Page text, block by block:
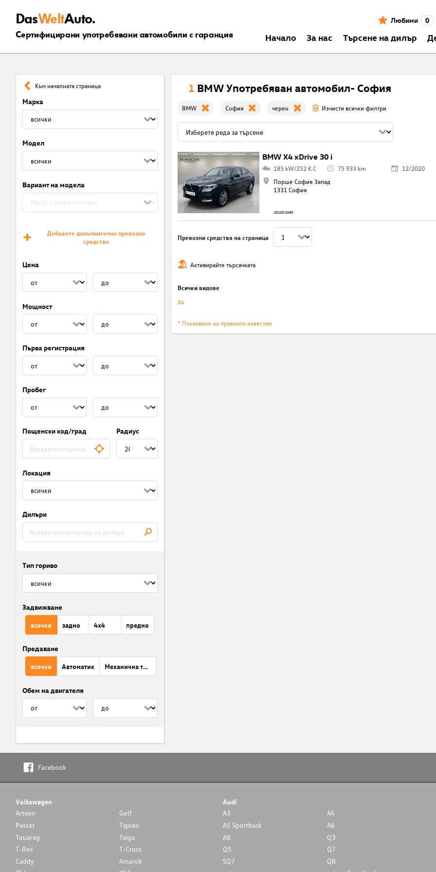
DasWeltAuto.
Сертифицирани употребявани автомобили с гаранция
Любими 0
Началo За нас Търсене на дилър
Към началната страница
Марка
Модел
Вариант на модела
Добавете допълнително превозно
средство
Цена
Мощност
Първа регистрация
Пробег
Пощенски код/град Радиус
Локация
Дилъри
Тип гориво
Задвижване
всички задно 4x4 предно
Предаване
всички Автоматик Механична трансмисия
Обем на двигателя
1 BMW Употребяван автомобил- София
BMW София черен Изчисти всички филтри
BMW X4 xDrive 30 i
185 kW/252 K.C 75 933 km
12/2020
Порше София Запад
1331 София
20120/2450
Превозни средства на страница
Активирайте търсачката
Всички видове
X4
* Показване на правното известие
Facebook
Volkswagen
Arteon
Golf
Passat
Tiguan
Touareg
Taigo
T-Roc
T-Cross
Caddy
Amarok
Audi
A3
A4
A5 Sportback
A6
A8
Q3
Q5
Q7
SQ7
Q8